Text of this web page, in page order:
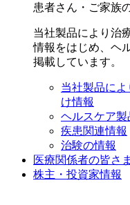
患者さん・ご家族
当社製品により治
情報をはじめ、ヘ
掲載しています。
当社製品に
け情報
ヘルスケア製
疾患関連情報
治験の情報
医療関係者の皆さま
株主・投資家情報